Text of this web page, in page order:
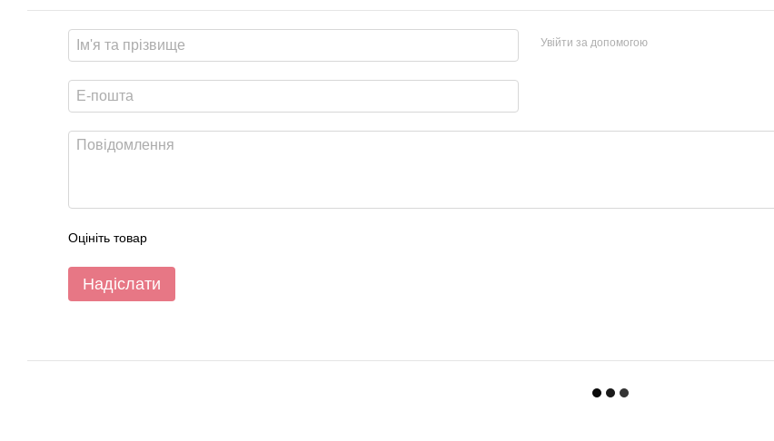
Увійти за допомогою
Оцініть товар
Надіслати